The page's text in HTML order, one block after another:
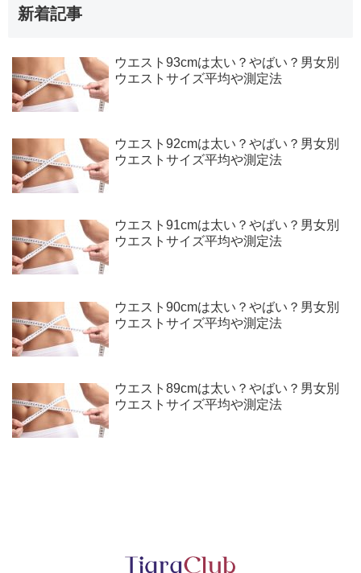
新着記事
ウエスト93cmは太い？やばい？男女別
ウエストサイズ平均や測定法
ウエスト92cmは太い？やばい？男女別
ウエストサイズ平均や測定法
ウエスト91cmは太い？やばい？男女別
ウエストサイズ平均や測定法
ウエスト90cmは太い？やばい？男女別
ウエストサイズ平均や測定法
ウエスト89cmは太い？やばい？男女別
ウエストサイズ平均や測定法